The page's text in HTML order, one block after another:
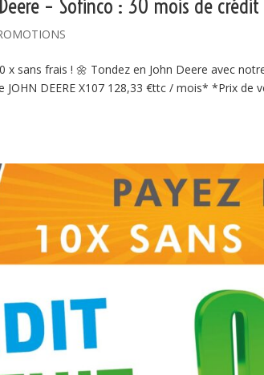
– Sofinco : 30 mois de
x sans frais ! 🌼 Tondez en John Deere avec
DEERE X107 128,33 €ttc / mois* *Prix de